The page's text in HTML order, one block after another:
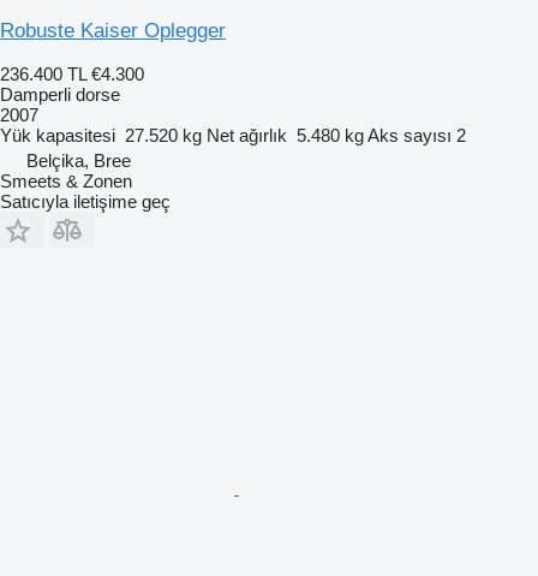
Robuste Kaiser Oplegger
236.400 TL €4.300
Damperli dorse
2007
Yük kapasitesi 27.520 kg Net ağırlık 5.480 kgAks sayısı 2
Belçika, Bree
Smeets & Zonen
Satıcıyla iletişime geç